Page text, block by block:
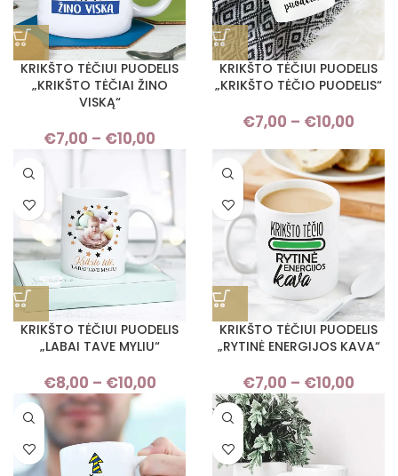
KRIKŠTO TĖČIUI PUODELIS
„KRIKŠTO TĖČIAI ŽINO
VISKĄ“
€7,00 – €10,00
range:
€7,00
through
€10,00
KRIKŠTO TĖČIUI PUODELIS
„KRIKŠTO TĖČIO PUODELIS“
€7,00 – €10,00
KRIKŠTO TĖČIUI PUODELIS
„LABAI TAVE MYLIU“
€8,00 – €10,00
range:
through
€10,00
KRIKŠTO TĖČIUI PUODELIS
„RYTINĖ ENERGIJOS KAVA“
€7,00 – €10,00